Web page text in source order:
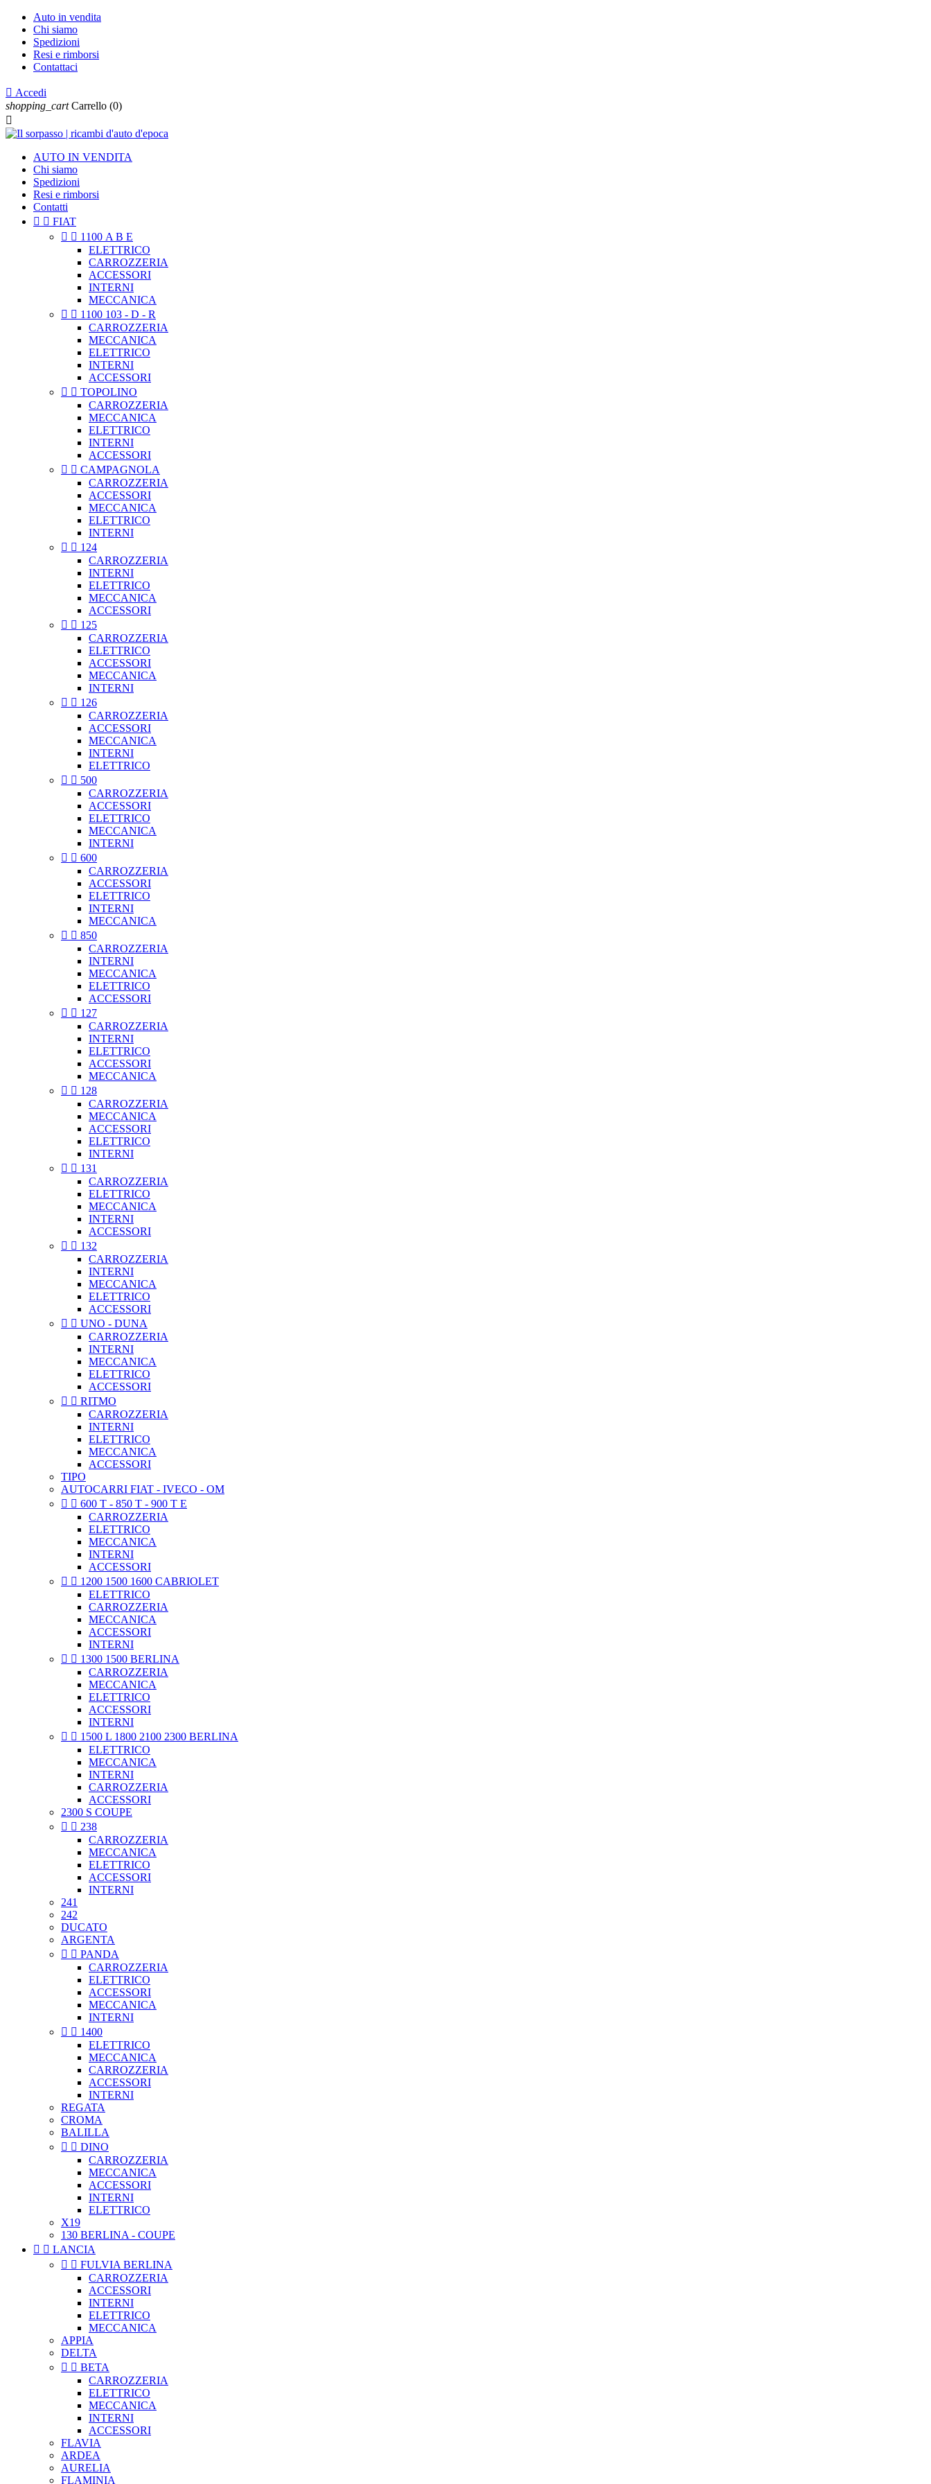
Auto in vendita
Chi siamo
Spedizioni
Resi e rimborsi
Contattaci
 Accedi
shopping_cart Carrello (0)

AUTO IN VENDITA
Chi siamo
Spedizioni
Resi e rimborsi
Contatti
  FIAT
  1100 A B E
ELETTRICO
CARROZZERIA
ACCESSORI
INTERNI
MECCANICA
  1100 103 - D - R
CARROZZERIA
MECCANICA
ELETTRICO
INTERNI
ACCESSORI
  TOPOLINO
CARROZZERIA
MECCANICA
ELETTRICO
INTERNI
ACCESSORI
  CAMPAGNOLA
CARROZZERIA
ACCESSORI
MECCANICA
ELETTRICO
INTERNI
  124
CARROZZERIA
INTERNI
ELETTRICO
MECCANICA
ACCESSORI
  125
CARROZZERIA
ELETTRICO
ACCESSORI
MECCANICA
INTERNI
  126
CARROZZERIA
ACCESSORI
MECCANICA
INTERNI
ELETTRICO
  500
CARROZZERIA
ACCESSORI
ELETTRICO
MECCANICA
INTERNI
  600
CARROZZERIA
ACCESSORI
ELETTRICO
INTERNI
MECCANICA
  850
CARROZZERIA
INTERNI
MECCANICA
ELETTRICO
ACCESSORI
  127
CARROZZERIA
INTERNI
ELETTRICO
ACCESSORI
MECCANICA
  128
CARROZZERIA
MECCANICA
ACCESSORI
ELETTRICO
INTERNI
  131
CARROZZERIA
ELETTRICO
MECCANICA
INTERNI
ACCESSORI
  132
CARROZZERIA
INTERNI
MECCANICA
ELETTRICO
ACCESSORI
  UNO - DUNA
CARROZZERIA
INTERNI
MECCANICA
ELETTRICO
ACCESSORI
  RITMO
CARROZZERIA
INTERNI
ELETTRICO
MECCANICA
ACCESSORI
TIPO
AUTOCARRI FIAT - IVECO - OM
  600 T - 850 T - 900 T E
CARROZZERIA
ELETTRICO
MECCANICA
INTERNI
ACCESSORI
  1200 1500 1600 CABRIOLET
ELETTRICO
CARROZZERIA
MECCANICA
ACCESSORI
INTERNI
  1300 1500 BERLINA
CARROZZERIA
MECCANICA
ELETTRICO
ACCESSORI
INTERNI
  1500 L 1800 2100 2300 BERLINA
ELETTRICO
MECCANICA
INTERNI
CARROZZERIA
ACCESSORI
2300 S COUPE
  238
CARROZZERIA
MECCANICA
ELETTRICO
ACCESSORI
INTERNI
241
242
DUCATO
ARGENTA
  PANDA
CARROZZERIA
ELETTRICO
ACCESSORI
MECCANICA
INTERNI
  1400
ELETTRICO
MECCANICA
CARROZZERIA
ACCESSORI
INTERNI
REGATA
CROMA
BALILLA
  DINO
CARROZZERIA
MECCANICA
ACCESSORI
INTERNI
ELETTRICO
X19
130 BERLINA - COUPE
  LANCIA
  FULVIA BERLINA
CARROZZERIA
ACCESSORI
INTERNI
ELETTRICO
MECCANICA
APPIA
DELTA
  BETA
CARROZZERIA
ELETTRICO
MECCANICA
INTERNI
ACCESSORI
FLAVIA
ARDEA
AURELIA
FLAMINIA